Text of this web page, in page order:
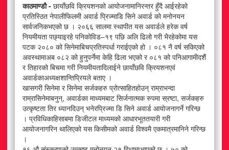
मनोरञ्जन
जीवनशैली
काठमाण्डौ - छायाँछवि क्रियशनको आयोजनामानिरन्तर हुँदै आईरहेको
प्रतिस्ठित नेपालीफिलमी अवार्ड प्रिज्माडि सिने अवार्ड को मनोनयन
सार्वजनिकभएको छ । २०६६ सालमा स्थापीत यस अवार्डले हरेक वर्ष
नियमीयता पछ्याइरहे पनिकोविड–१९ पछि अलि ढिलो गरी भैरहेकोमा यस
पटक २०८० को सिनेमाबिचप्रतिस्पर्धा गराईएको हो । ०८१ नै वर्ष सकिएको
अवस्थामाअब ०८२ को हुनुपर्नेमा केहि ढिला भएको र ०८१ को पनिआगामीदशैं
र तिहारको बिचमा गरी नियमीयतादिलाईने छायाँछवि क्रियशनएवं
अवार्डकाअध्यक्षशान्तिप्रियले बताए ।
खासगरी सिनेमा र सिनेमा सर्जकहरु प्रोत्साहितहोउन् राम्राभन्दा
राम्रासिनेमाबनुन्, अवार्डका माध्यमबाट सिर्जनात्मक रुपमा स्रष्टा, सर्जकहरु
उत्कृष्टता तिर ध्यानदिउन् भनेरप्रिज्मा डि सिने अवार्ड आयोजनागर्ने गरिन्छ
। प्रविधिकाहिसाबमा डिजीटल माध्यमको आधारभूततयारी गरी
आयोजनागरिन थालिएको यस किसीमको अवार्ड विश्वमै एकमात्रमानिने गरिन्छ
।